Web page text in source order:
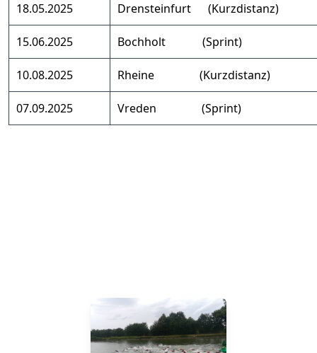
18.05.2025 Drensteinfurt (Kurzdistanz)
15.06.2025 Bochholt (Sprint)
10.08.2025 Rheine (Kurzdistanz)
07.09.2025 Vreden (Sprint)